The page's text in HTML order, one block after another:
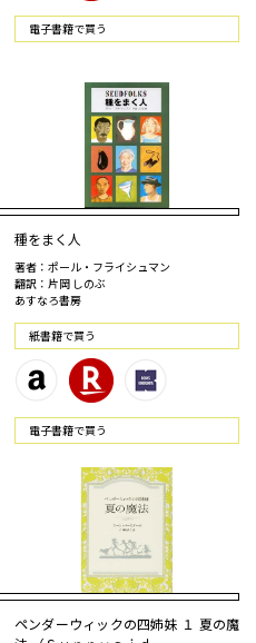
電⼦書籍で買う
種をまく人
著者：ポール・フライシュマン
翻訳：片岡 しのぶ
あすなろ書房
紙書籍で買う
電⼦書籍で買う
ペンダーウィックの四姉妹 １ 夏の魔